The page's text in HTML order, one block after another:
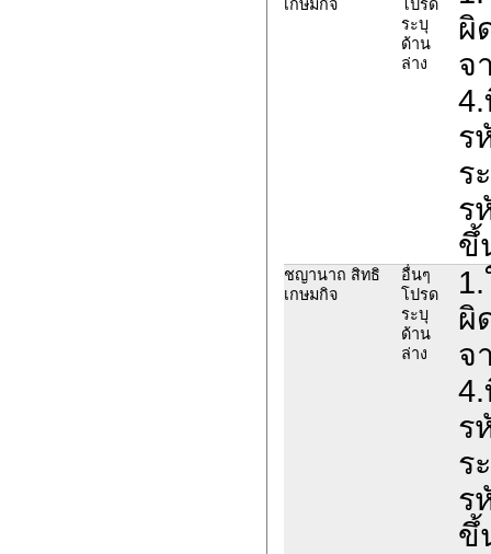
เกษมกิจ
โปรด
ระบุ
ด้าน
ล่าง
ผิ
จ
ร
ร
ร
ขึ้
ชญานาถ สิทธิ
เกษมกิจ
อื่นๆ
โปรด
ระบุ
ด้าน
ล่าง
ผิ
จ
ร
ร
ร
ขึ้